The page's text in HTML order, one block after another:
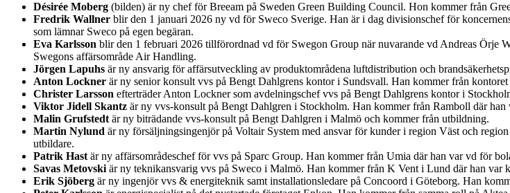
Désirée Moberg (bilden) är ny chef för Breeam på Sweden Green Building Council. Hon kommer från
Fredrik Wallner blir den 1 januari 2026 ny vd för Sweco Sverige. Han är i dag divisionschef för
som lämnar Sweco på egen begäran.
Eva Karlsson blir den 1 februari 2026 tillförordnad vd för Swegon Group när nuvarande vd Andreas Örje
Swegons affärsområde Air Handling.
Jörgen Lapuhs är ny ansvarig för affärsutveckling av produktområdena luftdistribution och
Anton Lockner är ny senior konsult vvs på Bengt Dahlgrens kontor i Sundsvall. Han kommer från
Christer Larsson efterträder Anton Lockner som avdelningschef vvs på Bengt Dahlgrens kontor i
Viktor Jidell Skantz är ny vvs-konsult på Bengt Dahlgren i Stockholm. Han kommer från Ramboll där han
Malin Grufstedtär ny biträdande vvs-konsult på Bengt Dahlgren i Malmö och kommer från utbildning.
Martin Nylund är ny försäljningsingenjör på Voltair System med ansvar för kunder i region Väst och
utbildare.
Patrik Hastär ny affärsområdeschef för vvs på Sparc Group. Han kommer från Umia där han var vd för
Savas Metovskiär ny teknikansvarig vvs på Sweco i Malmö. Han kommer från K Vent i Lund där han var
Erik Sjöberg är ny ingenjör vvs & energiteknik samt installationsledare på Concoord i Göteborg. Han